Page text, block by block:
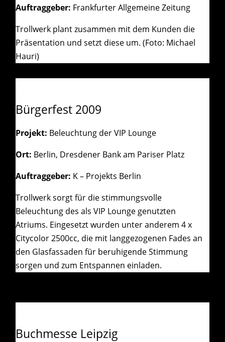
Auftraggeber: Frankfurter Allgemeine Zeitung
Trollwerk plant zusammen mit dem Kunden die
Präsentation und setzt diese um. (Foto: Michael
Hauri)
Bürgerfest 2009
Projekt: Beleuchtung der VIP Lounge
Ort: Berlin, Dresdener Bank am Pariser Platz
Auftraggeber: K – Projekts Berlin
Trollwerk sorgt für die stimmungsvolle
Beleuchtung des als VIP Lounge genutzten
Atriums. Eingesetzt wurden unter anderem 4 x
Citycolor 2500cc, die mit langgezogenen Fades an
den Glasfassaden für beruhigende Stimmung
sorgen und zum Entspannen einladen.
Buchmesse Leipzig